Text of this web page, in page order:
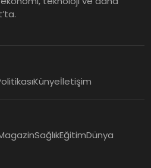
Künyeİletişim
SağlıkEğitimDünya